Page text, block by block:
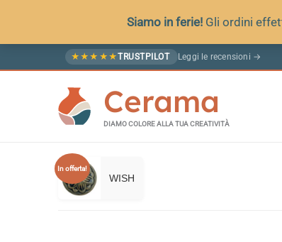
Siamo in ferie! Gli ordini
al
★ ★ ★ ★ ★TRUSTPILOT Leggi le recensioni →
Cerama
DIAMO COLORE ALLA TUA CREATIVITÀ
In offerta!
WISH